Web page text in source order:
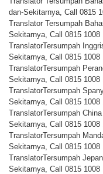
dan-Sekitarnya, Call 0815
Translator Tersumpah
Sekitarnya, Call 0815 1008
TranslatorTersumpah
Sekitarnya, Call 0815 1008
TranslatorTersumpah
Sekitarnya, Call 0815 1008
TranslatorTersumpah
Sekitarnya, Call 0815 1008
TranslatorTersumpah
Sekitarnya, Call 0815 1008
TranslatorTersumpah
Sekitarnya, Call 0815 1008
TranslatorTersumpah
Sekitarnya, Call 0815 1008